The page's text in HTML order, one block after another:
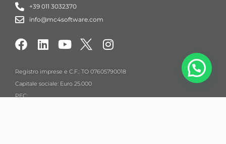
+39 011 3032370
info@mc4software.com
Registro imprese e C.F.: TO 07605790018
Capitale sociale: Euro 25.000
PEC: